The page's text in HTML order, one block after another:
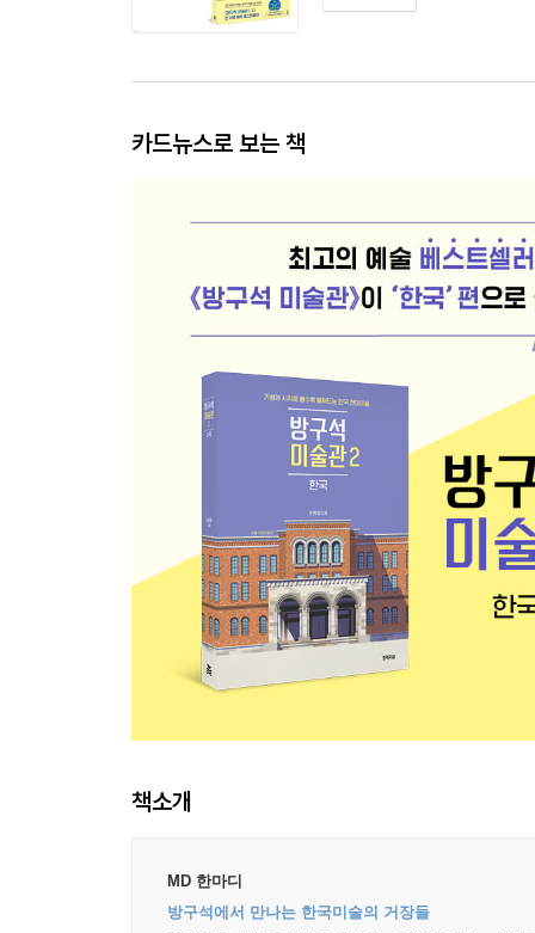
카드뉴스로 보는 책
책소개
MD 한마디
방구석에서 만나는 한국미술의 거장들